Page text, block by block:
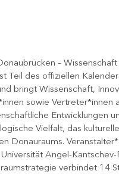
– Wissenschaft
Teil des offiziellen
bringt Wissenschaft,
sowie Vertreter*innen
Entwicklungen
Vielfalt, das
Donauraums.
Angel-Kantschev-
verbindet 14